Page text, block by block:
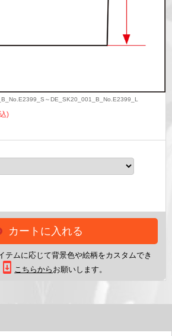
～DE_SK20_001_B_No.E2399_L
)
カートに入れる
テムに応じて背景色や絵柄をカスタムでき
こちらから お願いします。